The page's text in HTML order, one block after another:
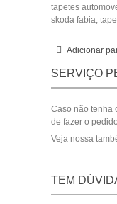
tapetes
skoda fabia,
Adicionar
SERVIÇO
Caso não tenha
de fazer o
Veja nossa
TEM